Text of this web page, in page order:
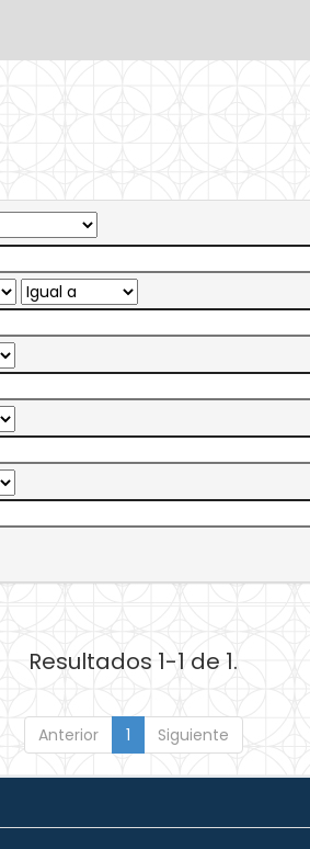
Resultados 1-1 de 1.
Anterior 1 Siguiente